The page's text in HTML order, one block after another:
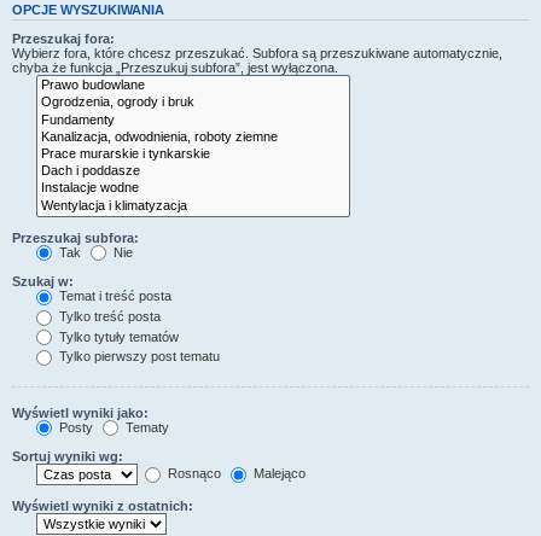
OPCJE WYSZUKIWANIA
Przeszukaj fora:
Wybierz fora, które chcesz przeszukać. Subfora są przeszukiwane automatycznie,
chyba że funkcja „Przeszukuj subfora”, jest wyłączona.
Przeszukaj subfora:
Tak
Nie
Szukaj w:
Temat i treść posta
Tylko treść posta
Tylko tytuły tematów
Tylko pierwszy post tematu
Wyświetl wyniki jako:
Posty
Tematy
Sortuj wyniki wg:
Rosnąco
Malejąco
Wyświetl wyniki z ostatnich: